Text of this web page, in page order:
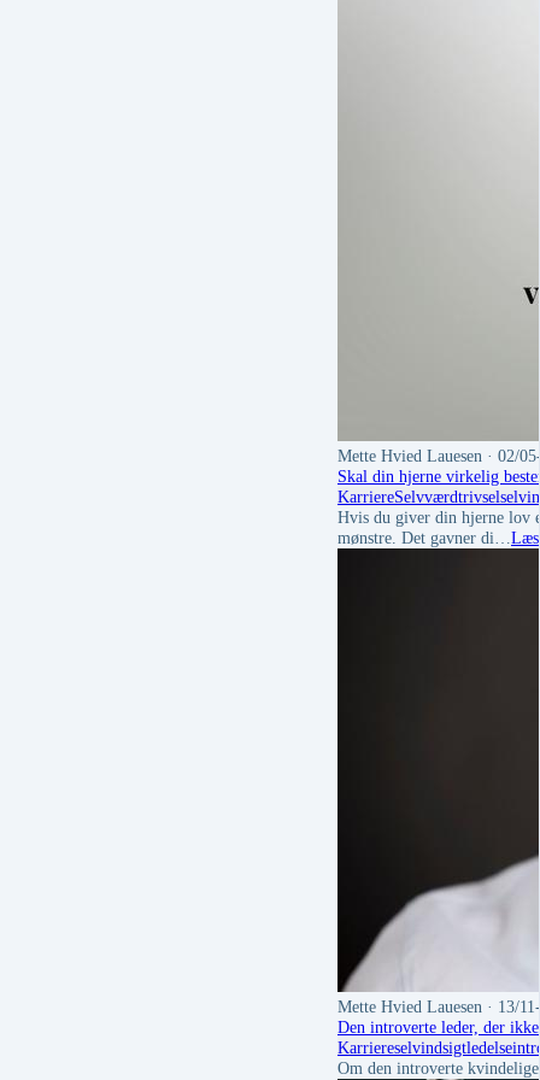
Mette Hvied Lauesen · 02/
Skal din hjerne virkelig
KarriereSelvværdtrivsel
Hvis du giver din hjerne lov
mønstre. Det gavner di…
Mette Hvied Lauesen · 13/
Den introverte leder, der
Karriereselvindsigtledelse
Om den introverte